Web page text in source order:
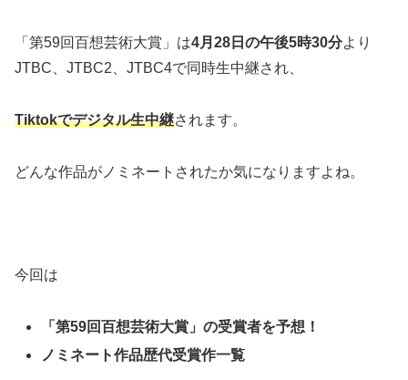
「第59回百想芸術大賞」は4月28日の午後5時30分より
JTBC、JTBC2、JTBC4で同時生中継され、
Tiktokでデジタル生中継されます。
どんな作品がノミネートされたか気になりますよね。
今回は
「第59回百想芸術大賞」の受賞者を予想！
ノミネート作品歴代受賞作一覧